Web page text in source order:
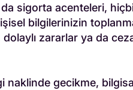
sigorta acenteleri,
bilgilerinizin
zararlar ya da
naklinde gecikme,